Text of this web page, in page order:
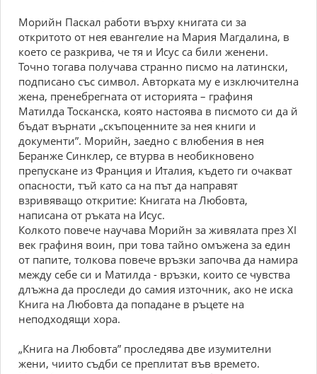
Морийн Паскал работи върху книгата си за
откритото от нея евангелие на Мария Магдалина, в
което се разкрива, че тя и Исус са били женени.
Точно тогава получава странно писмо на латински,
подписано със символ. Авторката му е изключителна
жена, пренебрегната от историята – графиня
Матилда Тосканска, която настоява в писмото си да й
бъдат върнати „скъпоценните за нея книги и
документи”. Морийн, заедно с влюбения в нея
Беранже Синклер, се втурва в необикновено
препускане из Франция и Италия, където ги очакват
опасности, тъй като са на път да направят
взривяващо откритие: Книгата на Любовта,
написана от ръката на Исус.
Колкото повече научава Морийн за живялата през ХІ
век графиня воин, при това тайно омъжена за един
от папите, толкова повече връзки започва да намира
между себе си и Матилда - връзки, които се чувства
длъжна да проследи до самия източник, ако не иска
Книга на Любовта да попадане в ръцете на
неподходящи хора.
„Книга на Любовта” проследява две изумителни
жени, чиито съдби се преплитат във времето.